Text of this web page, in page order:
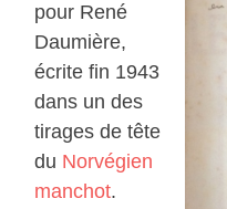
pour René
Daumière,
écrite fin 1943
dans un des
tirages de tête
du Norvégien
manchot.